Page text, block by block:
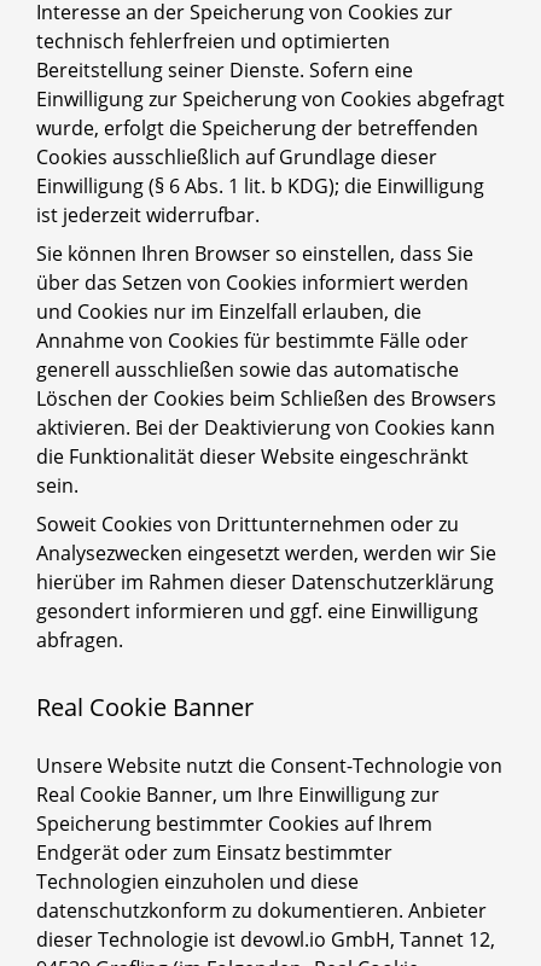
Interesse an der Speicherung von Cookies zur
technisch fehlerfreien und optimierten
Bereitstellung seiner Dienste. Sofern eine
Einwilligung zur Speicherung von Cookies abgefragt
wurde, erfolgt die Speicherung der betreffenden
Cookies ausschließlich auf Grundlage dieser
Einwilligung (§ 6 Abs. 1 lit. b KDG); die Einwilligung
ist jederzeit widerrufbar.
Sie können Ihren Browser so einstellen, dass Sie
über das Setzen von Cookies informiert werden
und Cookies nur im Einzelfall erlauben, die
Annahme von Cookies für bestimmte Fälle oder
generell ausschließen sowie das automatische
Löschen der Cookies beim Schließen des Browsers
aktivieren. Bei der Deaktivierung von Cookies kann
die Funktionalität dieser Website eingeschränkt
sein.
Soweit Cookies von Drittunternehmen oder zu
Analysezwecken eingesetzt werden, werden wir Sie
hierüber im Rahmen dieser Datenschutzerklärung
gesondert informieren und ggf. eine Einwilligung
abfragen.
Real Cookie Banner
Unsere Website nutzt die Consent-Technologie von
Real Cookie Banner, um Ihre Einwilligung zur
Speicherung bestimmter Cookies auf Ihrem
Endgerät oder zum Einsatz bestimmter
Technologien einzuholen und diese
datenschutzkonform zu dokumentieren. Anbieter
dieser Technologie ist devowl.io GmbH, Tannet 12,